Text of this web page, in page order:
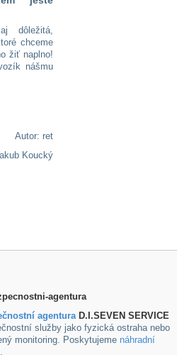
dôležitá,
chceme
žiť naplno!
nášmu
Autor: ret
Koucký
agenturaD.I.SEVEN SERVICE
služby jako fyzická ostraha nebo
monitoring. Poskytujeme náhradní
.